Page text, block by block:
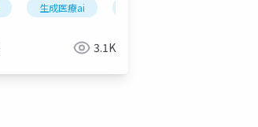
生成医療ai
3.1K